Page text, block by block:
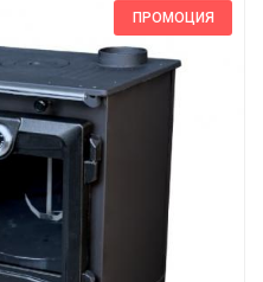
ПРОМОЦИЯ